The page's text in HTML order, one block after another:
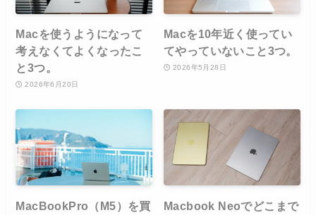
Macを使うようになって
考えなくてよくなったこ
と3つ。
2026年6月20日
Macを10年近く使ってい
てやっていないこと3つ。
2026年5月28日
MacBookPro（M5）を買
Macbook Neoでどこまで